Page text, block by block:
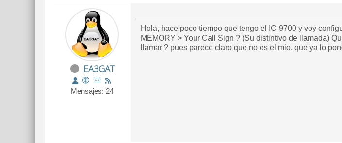
EA3GAT
Mensajes: 24
Hola, hace poco tiempo que tengo el IC-9700 y voy
MEMORY > Your Call Sign ? (Su distintivo de llamada)
llamar ? pues parece claro que no es el mio, que ya lo